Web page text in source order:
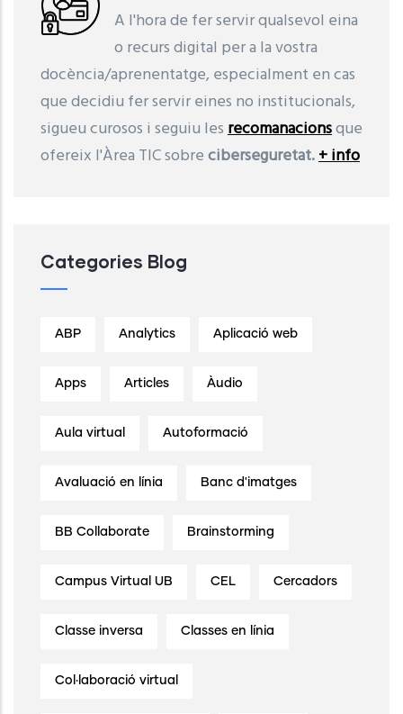
A l'hora de fer servir qualsevol eina
o recurs digital per a la vostra
docència/aprenentatge, especialment en cas
que decidiu fer servir eines no institucionals,
sigueu curosos i seguiu lesrecomanacionsque
ofereix l'Àrea TIC sobreciberseguretat.+ info
Categories Blog
ABP Analytics Aplicació web
Apps Articles Àudio
Aula virtual Autoformació
Avaluació en línia Banc d'imatges
BB Collaborate Brainstorming
Campus Virtual UB CEL Cercadors
Classe inversa Classes en línia
Col·laboració virtual